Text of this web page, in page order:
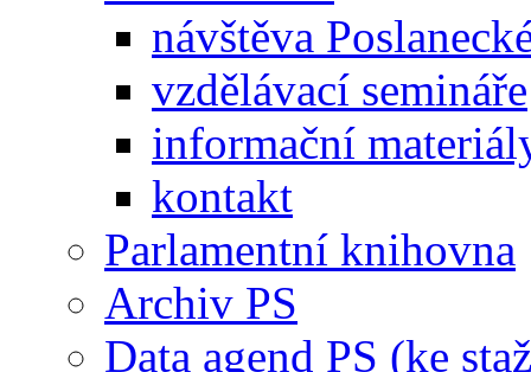
návštěva
vzdělávací semináře
informační
kontakt
Parlamentní knihovna
Archiv PS
Data agend PS (ke